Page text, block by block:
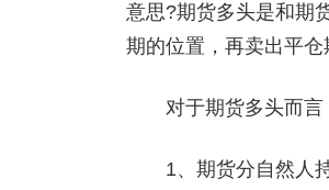
意思?期货多头是和期
期的位置，再卖出平仓
对于期货多头而言
1、期货分自然人持